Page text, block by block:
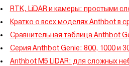
RTK, LiDAR и камеры: простыми
Кратко о всех моделях Anthbot в
Сравнительная таблица Anthbot
Серия Anthbot Genie: 800, 1000 и
Anthbot M5 LiDAR: для сложных